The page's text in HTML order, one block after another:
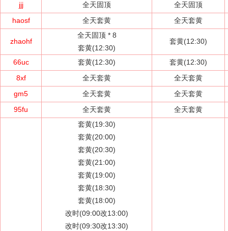
jjj
全天固顶
全天固顶
haosf
全天套黄 全天套黄
zhaohf
全天固顶 * 8
套黄(12:30)
套黄(12:30)
66uc 套黄(12:30)
套黄(12:30)
8xf
全天套黄
全天套黄
gm5
全天套黄
全天套黄
95fu
全天套黄 全天套黄
套黄(19:30)
套黄(20:00)
套黄(20:30)
套黄(21:00)
套黄(19:00)
套黄(18:30)
套黄(18:00)
改时(09:00改13:00)
改时(09:30改13:30)